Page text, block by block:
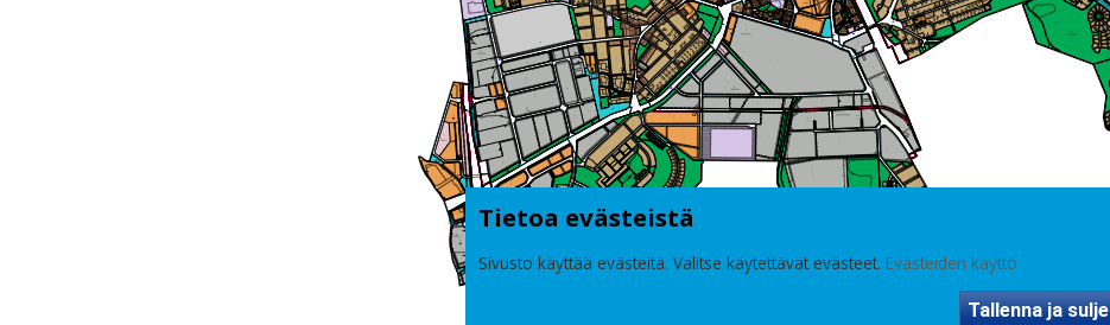
Tietoa evästeistä
Sivusto käyttää evästeitä. Valitse käytettävät evästeet. Evästeiden käyttö
Tallenna ja sulje